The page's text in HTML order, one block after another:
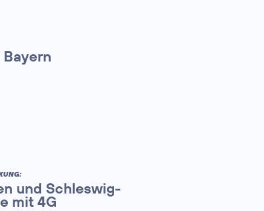
und Schleswig-
mit 4G